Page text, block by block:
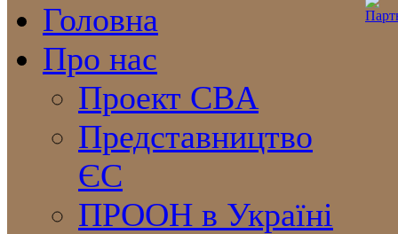
Головна
Про нас
Проект CBA
Представництво
ЄС
ПРООН в Україні